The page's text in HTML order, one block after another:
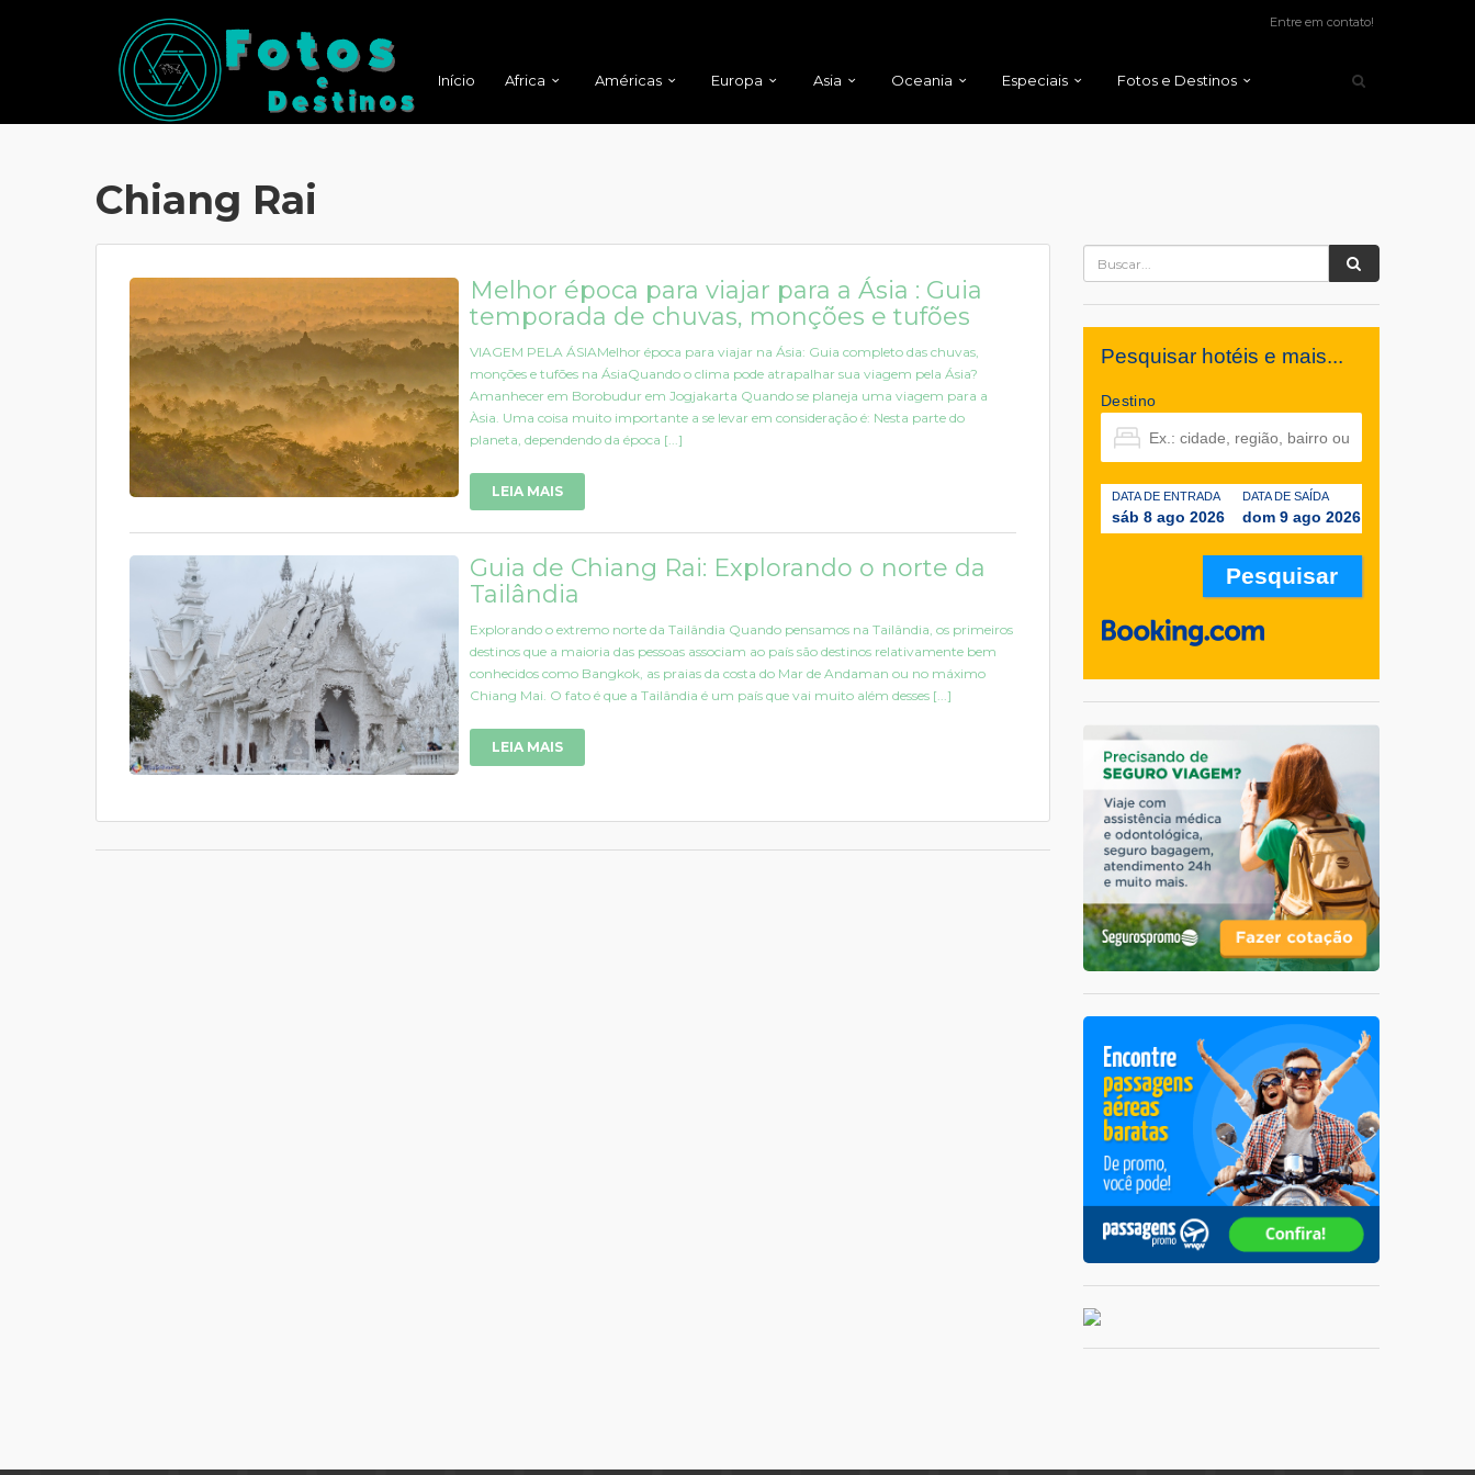
Entre em contato!
Início Africa Américas Europa Asia Oceania Especiais Fotos e Destinos
Chiang Rai
Melhor época para viajar para a Ásia : Guia
temporada de chuvas, monções e tufões
VIAGEM PELA ÁSIAMelhor época para viajar na Ásia: Guia completo das chuvas,
monções e tufões na ÁsiaQuando o clima pode atrapalhar sua viagem pela Ásia?
Amanhecer em Borobudur em Jogjakarta Quando se planeja uma viagem para a
Àsia. Uma coisa muito importante a se levar em consideração é: Nesta parte do
planeta, dependendo da época [...]
LEIA MAIS
Guia de Chiang Rai: Explorando o norte da
Tailândia
Explorando o extremo norte da Tailândia Quando pensamos na Tailândia, os primeiros
destinos que a maioria das pessoas associam ao país são destinos relativamente bem
conhecidos como Bangkok, as praias da costa do Mar de Andaman ou no máximo
Chiang Mai. O fato é que a Tailândia é um país que vai muito além desses [...]
LEIA MAIS
Pesquisar hotéis e mais...
Destino
DATA DE ENTRADA
sáb 8 ago 2026
DATA DE SAÍDA
dom 9 ago 2026